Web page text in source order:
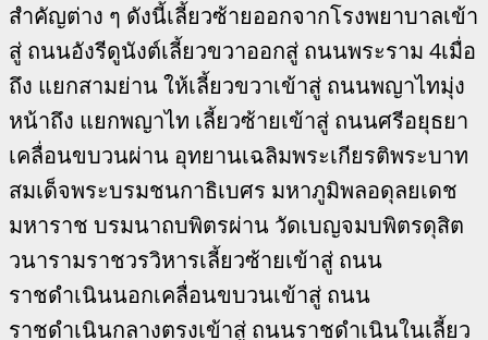
สำคัญต่าง ๆ ดังนี้เลี้ยวซ้ายออกจากโรงพยาบาลเข้า
สู่ ถนนอังรีดูนังต์เลี้ยวขวาออกสู่ ถนนพระราม 4เมื่อ
ถึง แยกสามย่าน ให้เลี้ยวขวาเข้าสู่ ถนนพญาไทมุ่ง
หน้าถึง แยกพญาไท เลี้ยวซ้ายเข้าสู่ ถนนศรีอยุธยา
เคลื่อนขบวนผ่าน อุทยานเฉลิมพระเกียรติพระบาท
สมเด็จพระบรมชนกาธิเบศร มหาภูมิพลอดุลยเดช
มหาราช บรมนาถบพิตรผ่าน วัดเบญจมบพิตรดุสิต
วนารามราชวรวิหารเลี้ยวซ้ายเข้าสู่ ถนน
ราชดำเนินนอกเคลื่อนขบวนเข้าสู่ ถนน
ราชดำเนินกลางตรงเข้าสู่ ถนนราชดำเนินในเลี้ยว